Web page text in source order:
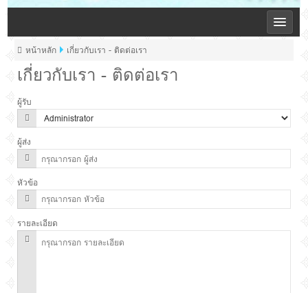
เกี่ยวกับเรา - ติดต่อเรา
หน้าหลัก เกี่ยวกับเรา - ติดต่อเรา
ผู้รับ
ผู้ส่ง
หัวข้อ
รายละเอียด